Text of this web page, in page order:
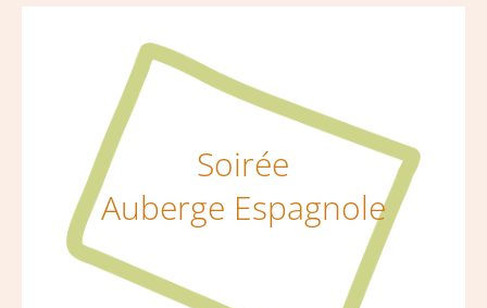
Soirée
Auberge Espagnole